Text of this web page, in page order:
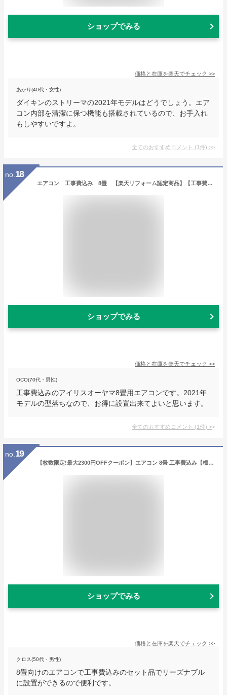
ショップでみる
価格と在庫を楽天でチェック >>
あかり(40代・女性)
ダイキンのストリーマの2021年モデルはどうでしょう。エア
コン内部を清潔に保つ機能も搭載されているので、お手入れ
もしやすいですよ。
全てのおすすめコメント (1件) >
no. 18
エアコン 工事費込み 8畳 【楽天リフォーム認定商品】【工事費込セット（商品＋基本工事）】 [AIRCON-08] エアコン福袋 当店オリジナル ルームエアコン 当店人気工事セット 冷房/暖房：8畳程度 お値打ち品 クーラー アイリスオーヤマ 三菱重工 コロナ ハイセンス
ショップでみる
価格と在庫を楽天でチェック >>
OCO(70代・男性)
工事費込みのアイリスオーヤマ8畳用エアコンです。2021年
モデルの型落ちなので、お得に設置出来てよいと思います。
全てのおすすめコメント (1件) >
no. 19
【枚数限定!最大2300円OFFクーポン】エアコン 8畳 工事費込み【標準設置工事セット】国内メーカー ダイキン DAIKIN シャープ SHARP 日立 GENERAL 三菱重工 東芝 TOSHIBA Panasonic パナソニック 工事費込 工事込み 工事込100V対応 エクプラ特選【楽天リフォーム認定商品】
ショップでみる
価格と在庫を楽天でチェック >>
クロス(50代・男性)
8畳向けのエアコンで工事費込みのセット品でリーズナブル
に設置ができるので便利です。